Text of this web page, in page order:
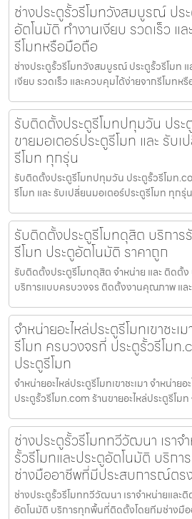
ช่างประตูรั้วรีโมทวังสมบูรณ์ ปร
อัตโนมัติ ทำงานเงียบ รวดเร็ว แ
รีโมทหรือมือถือ
ช่างประตูรั้วรีโมทวังสมบูรณ์ ประตูรั้วรีโมท
เงียบ รวดเร็ว และควบคุมได้ง่ายจากรีโมท
รับติดตั้งประตูรีโมทปทุมวัน ประ
ขายมอเตอร์ประตูรีโมท และ รับ
รีโมท ทุกรุ่น
รับติดตั้งประตูรีโมทปทุมวัน ประตูรั้วรีโมท
รีโมท และ รับเปลี่ยนมอเตอร์ประตูรีโมท ทุก
รับติดตั้งประตูรีโมทดุสิต บริการ
รีโมท ประตูอัตโนมัติ ราคาถูก
รับติดตั้งประตูรีโมทดุสิต จำหน่าย และ ติดตั้
บริการแบบครบวงจร ติดตั้งงานคุณภาพ และ
จำหน่ายอะไหล่ประตูรีโมทเขาชะเ
รีโมท ครบวงจรที่ ประตูรั้วรีโมท
ประตูรีโมท
จำหน่ายอะไหล่ประตูรีโมทเขาชะเมา จำหน่าย
ประตูรั้วรีโมท.com ร้านขายอะไหล่ประตูรีโ
ช่างประตูรั้วรีโมททวีวัฒนา เราจ
รั้วรีโมทและประตูอัตโนมัติ บริก
ช่างมืออาชีพที่มีประสบการณ์ตร
ช่างประตูรั้วรีโมททวีวัฒนา เราจำหน่ายและ
อัตโนมัติ บริการทุกพื้นที่ติดตั้งโดยทีมช่างมือ